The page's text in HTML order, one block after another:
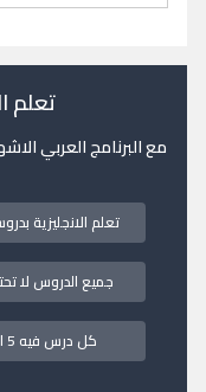
تعلم
مع البرنامج العربي الاشهر
تعلم الانجليزية
جميع الدروس لا
كل درس فيه 5 اختبارات تفاعلية لتحسين اللفظ والنطق